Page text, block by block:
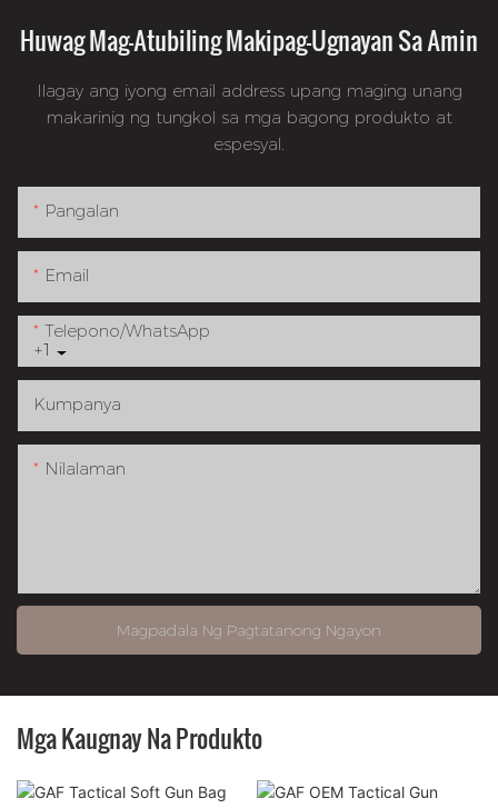
Huwag Mag-Atubiling Makipag-Ugnayan Sa Amin
Ilagay ang iyong email address upang maging unang
makarinig ng tungkol sa mga bagong produkto at
espesyal.
Pangalan
Email
+1
Telepono/whatsApp
Kumpanya
Nilalaman
Magpadala Ng Pagtatanong Ngayon
Mga Kaugnay Na Produkto